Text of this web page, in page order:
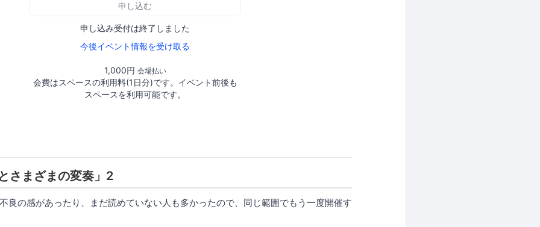
申し込む
申し込み受付は終了しました
今後イベント情報を受け取る
1,000円 会場払い
会費はスペースの利用料(1日分)です。イベント前後も
スペースを利用可能です。
さまざまの変奏」2
良の感があったり、まだ読めていない人も多かったので、同じ範囲でもう一度開催す